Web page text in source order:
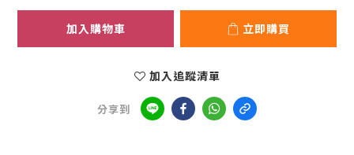
加入購物車 立即購買
加入追蹤清單
分享到